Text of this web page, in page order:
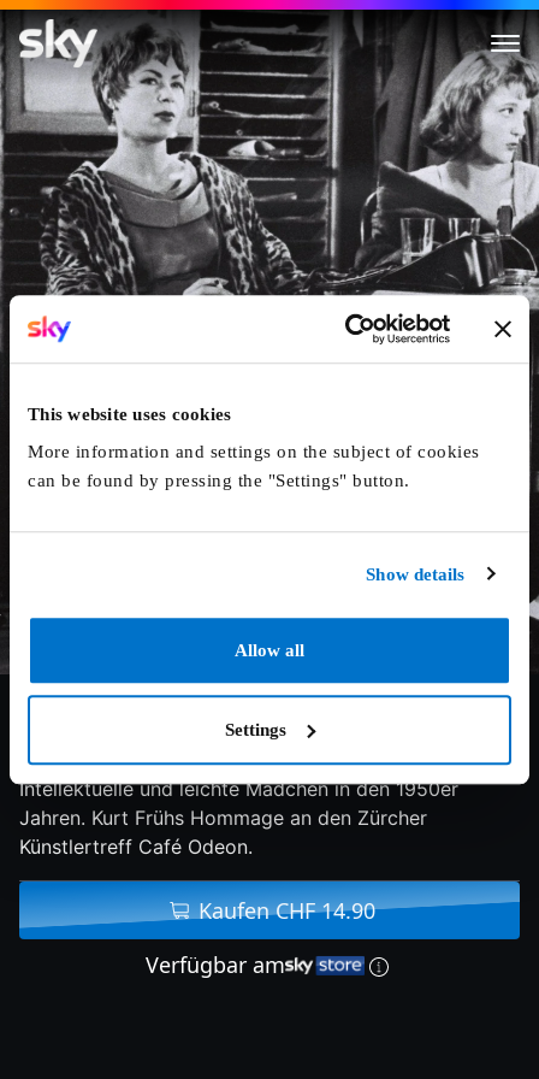
This website uses cookies
More information and settings on the subject of cookies
can be found by pressing the "Settings" button.
Show details
Allow all
Settings
Café Odeon
2003 88 min
Intellektuelle und leichte Mädchen in den 1950er
Jahren. Kurt Frühs Hommage an den Zürcher
Künstlertreff Café Odeon.
Kaufen CHF 14.90
Verfügbar am